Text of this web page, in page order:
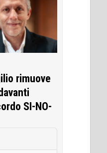
rimuove
SI-NO-